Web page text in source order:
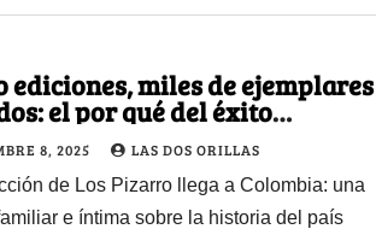
ediciones, miles de ejemplares
el por qué del éxito
del libro ‘Los Pizarro’
8, 2025 LAS DOS ORILLAS
de Los Pizarro llega a Colombia: una
e íntima sobre la historia del país